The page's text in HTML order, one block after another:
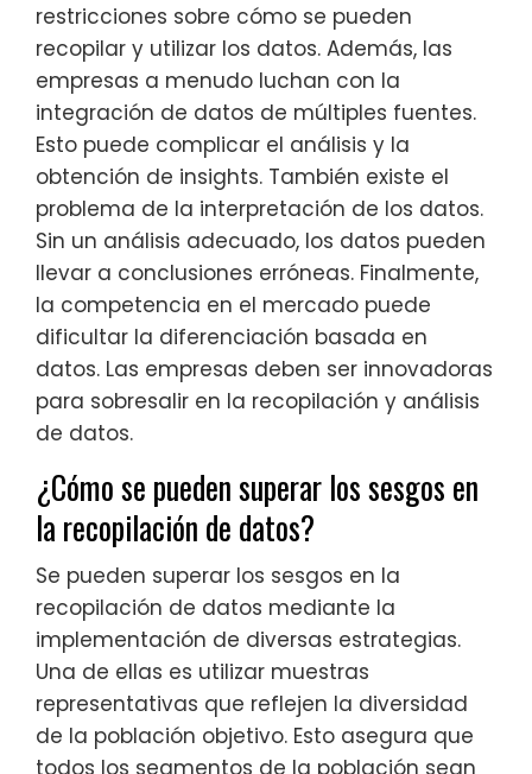
restricciones sobre cómo se pueden
recopilar y utilizar los datos. Además, las
empresas a menudo luchan con la
integración de datos de múltiples fuentes.
Esto puede complicar el análisis y la
obtención de insights. También existe el
problema de la interpretación de los datos.
Sin un análisis adecuado, los datos pueden
llevar a conclusiones erróneas. Finalmente,
la competencia en el mercado puede
dificultar la diferenciación basada en
datos. Las empresas deben ser innovadoras
para sobresalir en la recopilación y análisis
de datos.
¿Cómo se pueden superar los sesgos en
la recopilación de datos?
Se pueden superar los sesgos en la
recopilación de datos mediante la
implementación de diversas estrategias.
Una de ellas es utilizar muestras
representativas que reflejen la diversidad
de la población objetivo. Esto asegura que
todos los segmentos de la población sean